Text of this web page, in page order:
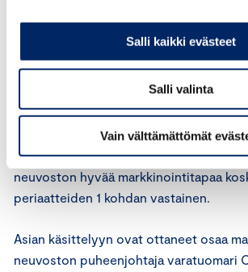
Salli kaikki evästeet
Salli valinta
Vain välttämättömät
naisesta näy muuta kuin rinnat.
voidaan katsoa olevan naista
Mainituilla perusteilla mainonnan
katsoo, että mainos on ICC:n
perussääntöjen 4 artiklan ja mainonnan
neuvoston hyvää markkinointitapaa
periaatteiden 1 kohdan vastainen.
Asian käsittelyyn ovat ottaneet osaa
neuvoston puheenjohtaja varatuomari